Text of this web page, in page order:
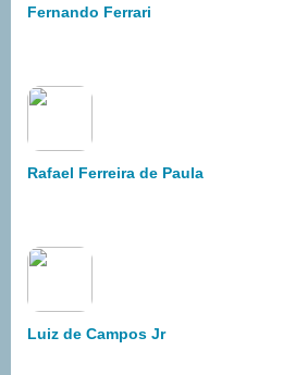
Fernando Ferrari
Rafael Ferreira de Paula
Luiz de Campos Jr